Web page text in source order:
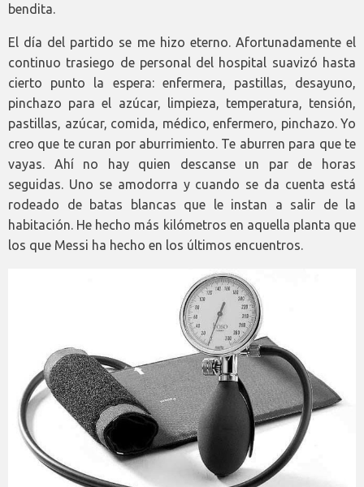
bendita.
El día del partido se me hizo eterno. Afortunadamente el
continuo trasiego de personal del hospital suavizó hasta
cierto punto la espera: enfermera, pastillas, desayuno,
pinchazo para el azúcar, limpieza, temperatura, tensión,
pastillas, azúcar, comida, médico, enfermero, pinchazo. Yo
creo que te curan por aburrimiento. Te aburren para que te
vayas. Ahí no hay quien descanse un par de horas
seguidas. Uno se amodorra y cuando se da cuenta está
rodeado de batas blancas que le instan a salir de la
habitación. He hecho más kilómetros en aquella planta que
los que Messi ha hecho en los últimos encuentros.